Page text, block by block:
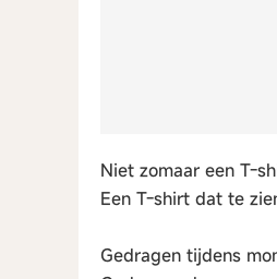
Niet zomaar een T-
Een T-shirt dat te
Gedragen tijdens